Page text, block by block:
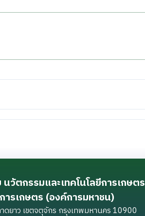
วัตกรรมและเทคโนโลยีการเกษตร
รเกษตร (องค์การมหาชน)
ยาว เขตจตุจักร กรุงเทพมหานคร 10900